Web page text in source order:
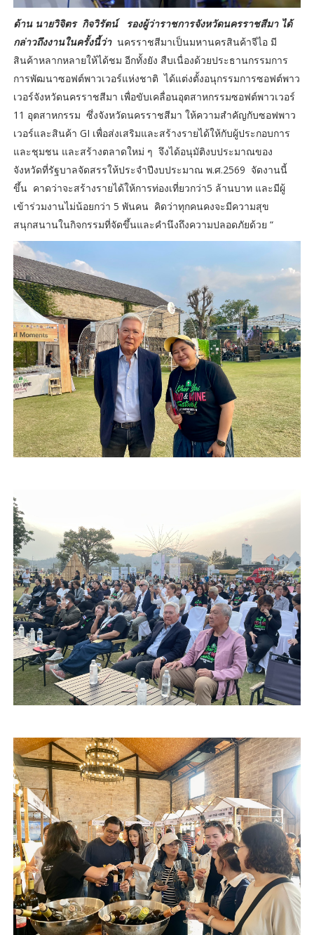
ด้าน นายวิจิตร กิจวิรัตน์ รองผู้ว่าราชการจังหวัดนครราชสีมา ได้
กล่าวถึงงานในครั้งนี้ว่า นครราชสีมาเป็นมหานครสินค้าจีไอ มี
สินค้าหลากหลายให้ได้ชม อีกทั้งยัง สืบเนื่องด้วยประธานกรรมการ
การพัฒนาซอฟต์พาวเวอร์แห่งชาติ ได้แต่งตั้งอนุกรรมการซอฟต์พาว
เวอร์จังหวัดนครราชสีมา เพื่อขับเคลื่อนอุตสาหกรรมซอฟต์พาวเวอร์
11 อุตสาหกรรม ซึ่งจังหวัดนครราชสีมา ให้ความสำคัญกับซอฟพาว
เวอร์และสินค้า GI เพื่อส่งเสริมและสร้างรายได้ให้กับผู้ประกอบการ
และชุมชน และสร้างตลาดใหม่ ๆ จึงได้อนุมัติงบประมาณของ
จังหวัดที่รัฐบาลจัดสรรให้ประจำปีงบประมาณ พ.ศ.2569 จัดงานนี้
ขึ้น คาดว่าจะสร้างรายได้ให้การท่องเที่ยวกว่า5 ล้านบาท และมีผู้
เข้าร่วมงานไม่น้อยกว่า 5 พันคน คิดว่าทุกคนคงจะมีความสุข
สนุกสนานในกิจกรรมที่จัดขึ้นและคำนึงถึงความปลอดภัยด้วย “